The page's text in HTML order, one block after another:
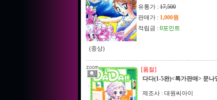
유통가 : 17,500
판매가 : 1,000원
적립금 : 0포인트
(중상)
[품절]
다다(1-5완)<특가판매> 문나
제조사 : 대원씨아이